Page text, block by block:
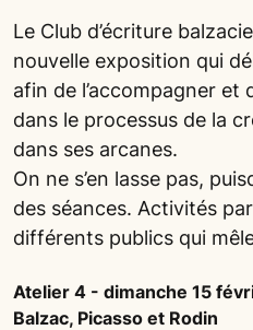
Le Club d’écriture
nouvelle exposition qui
afin de l’accompagner et
dans le processus de la
dans ses arcanes.
On ne s’en lasse pas,
des séances. Activités
différents publics qui
Atelier 4 - dimanche 15
Balzac, Picasso et Rodin